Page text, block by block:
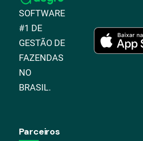
SOFTWARE
#1 DE
GESTÃO DE
FAZENDAS
NO
BRASIL.
Parceiros